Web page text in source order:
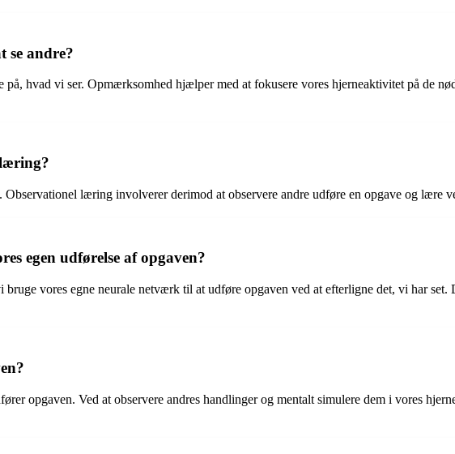
se andre?
hvad vi ser. Opmærksomhed hjælper med at fokusere vores hjerneaktivitet på de
læring involverer derimod at observere andre udføre en opgave og lære
egen udførelse af opgaven?
vores egne neurale netværk til at udføre opgaven ved at efterligne det, vi har
opgaven. Ved at observere andres handlinger og mentalt simulere dem i vores